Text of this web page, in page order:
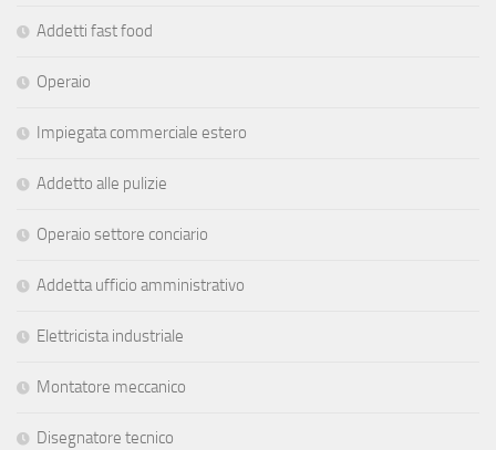
Addetti fast food
Operaio
Impiegata commerciale estero
Addetto alle pulizie
Operaio settore conciario
Addetta ufficio amministrativo
Elettricista industriale
Montatore meccanico
Disegnatore tecnico